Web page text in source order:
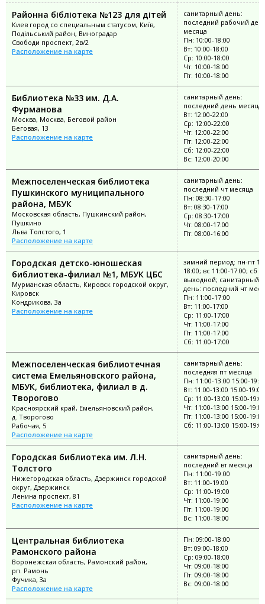
Районна бібліотека №123 для дітей
Киев город со специальным статусом, Київ,
Подільський район, Виноградар
Свободи проспект, 2в/2
Расположение на карте
санитарный день:
последний рабочий
месяца
Пн: 10:00-18:00
Вт: 10:00-18:00
Ср: 10:00-18:00
Чт: 10:00-18:00
Пт: 10:00-18:00
Библиотека №33 им. Д.А.
Фурманова
Москва, Москва, Беговой район
Беговая, 13
Расположение на карте
санитарный день:
последний день месяца
Вт: 12:00-22:00
Ср: 12:00-22:00
Чт: 12:00-22:00
Пт: 12:00-22:00
Сб: 12:00-22:00
Вс: 12:00-20:00
Межпоселенческая библиотека
Пушкинского муниципального
района, МБУК
Московская область, Пушкинский район,
Пушкино
Льва Толстого, 1
Расположение на карте
санитарный день:
последний чт месяца
Пн: 08:30-17:00
Вт: 08:30-17:00
Ср: 08:30-17:00
Чт: 08:00-17:00
Пт: 08:00-16:00
Городская детско-юношеская
библиотека-филиал №1, МБУК ЦБС
Мурманская область, Кировск городской округ,
Кировск
Кондрикова, 3а
Расположение на карте
зимний период: пн-пт
18:00; вс 11:00-17:00; сб
выходной; санитарный
день: последний чт
Пн: 11:00-17:00
Вт: 11:00-17:00
Ср: 11:00-17:00
Чт: 11:00-17:00
Пт: 11:00-17:00
Сб: 11:00-17:00
Межпоселенческая библиотечная
система Емельяновского района,
МБУК, библиотека, филиал в д.
Творогово
Красноярский край, Емельяновский район,
д. Творогово
Рабочая, 5
Расположение на карте
санитарный день:
последняя пт месяца
Пн: 11:00-13:00 15:00-
Вт: 11:00-13:00 15:00-19:00
Ср: 11:00-13:00 15:00-19:00
Чт: 11:00-13:00 15:00-19:00
Пт: 11:00-13:00 15:00-19:00
Сб: 11:00-13:00 15:00-19:00
Городская библиотека им. Л.Н.
Толстого
Нижегородская область, Дзержинск городской
округ, Дзержинск
Ленина проспект, 81
Расположение на карте
санитарный день:
последний вт месяца
Пн: 11:00-19:00
Вт: 11:00-19:00
Ср: 11:00-19:00
Чт: 11:00-19:00
Пт: 11:00-19:00
Вс: 11:00-18:00
Центральная библиотека
Рамонского района
Воронежская область, Рамонский район,
рп. Рамонь
Фучика, 3а
Расположение на карте
Пн: 09:00-18:00
Вт: 09:00-18:00
Ср: 09:00-18:00
Чт: 09:00-18:00
Пт: 09:00-18:00
Вс: 09:00-18:00